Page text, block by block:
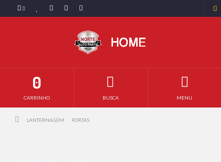
MENU
BUSCA
0
CARRINHO
LANTERNAGEM PORTAS